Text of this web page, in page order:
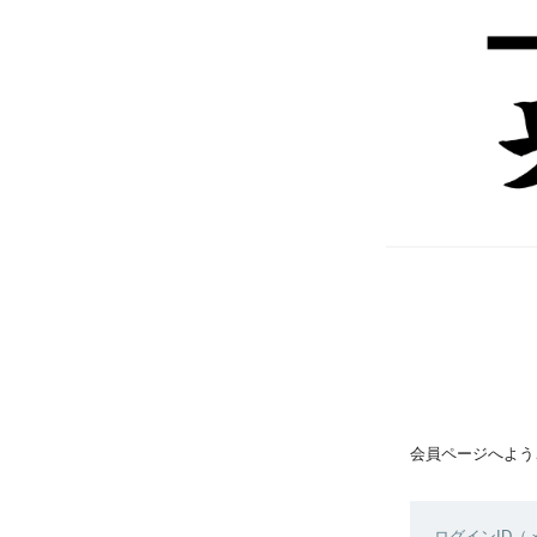
会員ページへよう